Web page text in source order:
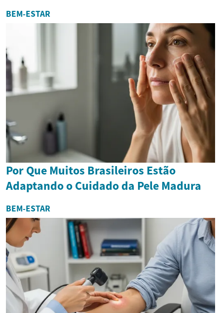
BEM-ESTAR
Por Que Muitos Brasileiros Estão
Adaptando o Cuidado da Pele Madura
BEM-ESTAR